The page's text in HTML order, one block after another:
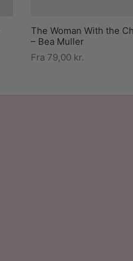
The Woman With the
– Bea Muller
Fra 79,00 kr.